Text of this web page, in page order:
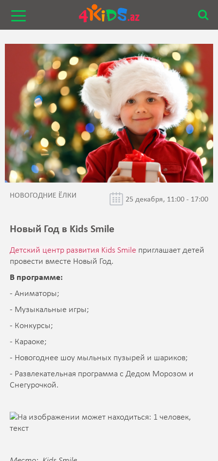
НОВОГОДНИЕ ЁЛКИ 25 декабря, 11:00 - 17:00
Новый Год в Kids Smile
Детский центр развития Kids Smile приглашает детей
провести вместе Новый Год.
В программе:
- Аниматоры;
- Музыкальные игры;
- Конкурсы;
- Караоке;
- Новогоднее шоу мыльных пузырей и шариков;
- Развлекательная программа с Дедом Морозом и
Снегурочкой.